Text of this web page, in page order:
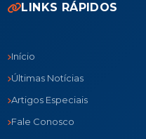
LINKS RÁPIDOS
Início
Últimas Notícias
Artigos Especiais
Fale Conosco